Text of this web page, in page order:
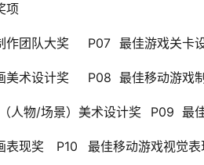
项
作团队大奖 P07 最佳游戏关卡
美术设计奖 P08 最佳移动游戏
人物/场景）美术设计奖 P09 最
表现奖 P10 最佳移动游戏视觉表